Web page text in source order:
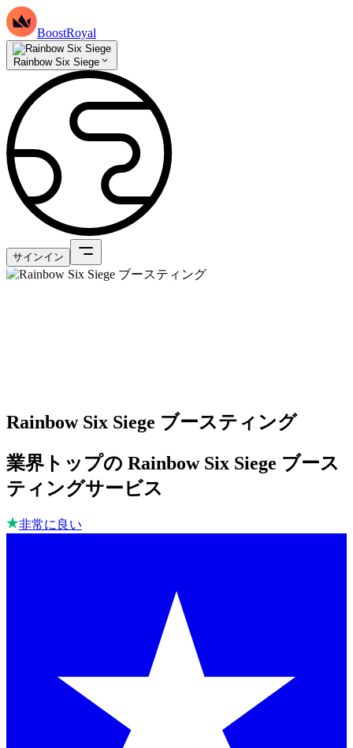
BoostRoyal
Rainbow Six Siege
サインイン
Rainbow Six Siege ブースティング
業界トップの Rainbow Six Siege ブース
ティングサービス
非常に良い